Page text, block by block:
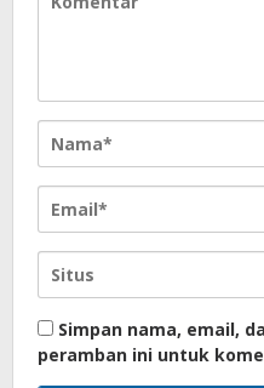
Simpan nama, email,
peramban ini untuk